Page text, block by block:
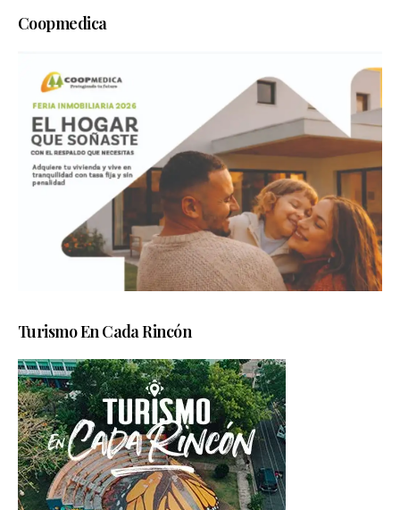
Coopmedica
Turismo En Cada Rincón